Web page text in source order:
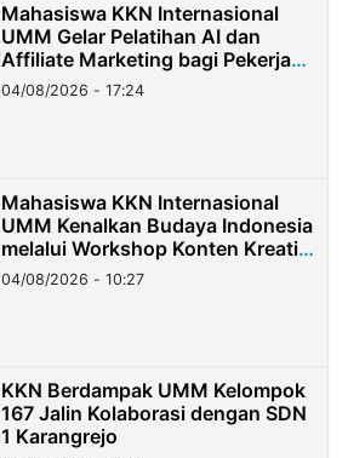
Mahasiswa KKN Internasional
UMM Gelar Pelatihan AI dan
Affiliate Marketing bagi Pekerja
Migran Indonesia di Taiwan
04/08/2026 - 17:24
Mahasiswa KKN Internasional
UMM Kenalkan Budaya Indonesia
melalui Workshop Konten Kreatif
di Taiwan
04/08/2026 - 10:27
KKN Berdampak UMM Kelompok
167 Jalin Kolaborasi dengan SDN
1 Karangrejo